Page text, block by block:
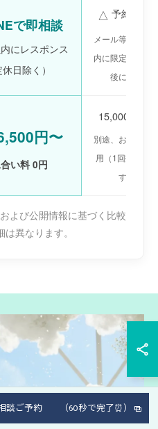
で即相談
にレスポンス
休日除く）
△ 予約制・
メール等の返信
内に限定。状況
後になるこ
円〜
い料 0円
15,000円〜
別途、お見合い
用（1回数千円
する場合
よび公開情報に基づく比較
異なります。
談ご予約 （60秒で完了⏰）